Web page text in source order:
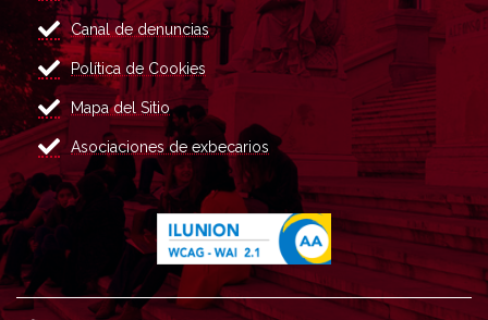
Canal de denuncias
Política de Cookies
Mapa del Sitio
Asociaciones de exbecarios